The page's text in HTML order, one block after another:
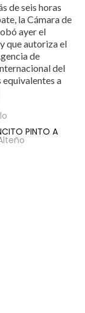
de seis horas
la Cámara de
ayer el
que autoriza el
de
del
equivalentes a
PINTO A